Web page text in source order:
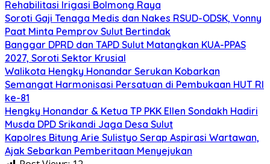
Rehabilitasi Irigasi Bolmong Raya
Soroti Gaji Tenaga Medis dan Nakes RSUD-ODSK, Vonny
Paat Minta Pemprov Sulut Bertindak
Banggar DPRD dan TAPD Sulut Matangkan KUA-PPAS
2027, Soroti Sektor Krusial
Walikota Hengky Honandar Serukan Kobarkan
Semangat Harmonisasi Persatuan di Pembukaan HUT RI
ke-81
Hengky Honandar & Ketua TP PKK Ellen Sondakh Hadiri
Musda DPD Srikandi Jaga Desa Sulut
Kapolres Bitung Arie Sulistyo Serap Aspirasi Wartawan,
Ajak Sebarkan Pemberitaan Menyejukan